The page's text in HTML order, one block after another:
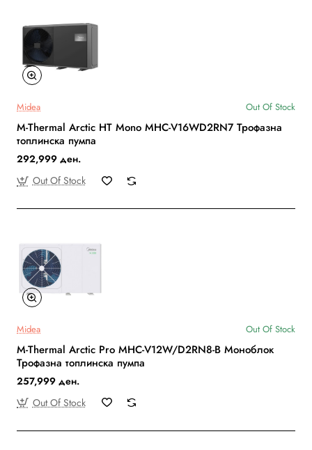
Midea Out Of Stock
M-Thermal Arctic HT Mono MHC-V16WD2RN7 Трофазна
топлинска пумпа
292,999 ден.
Out Of Stock
Midea Out Of Stock
M-Thermal Arctic Pro MHC-V12W/D2RN8-B Моноблок
Трофазна топлинска пумпа
257,999 ден.
Out Of Stock